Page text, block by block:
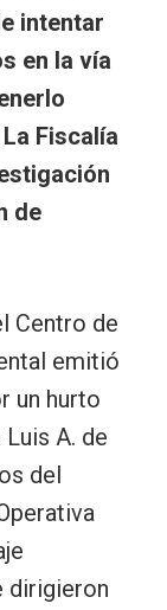
intentar
en la vía
Fiscalía
de
Centro de
emitió
un hurto
A. de
del
dirigieron